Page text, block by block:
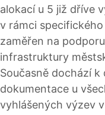
alokací u 5 již dříve
v rámci
zaměřen na
infrastruktury
Současně dochází k
dokumentace u
vyhlášených výzev v